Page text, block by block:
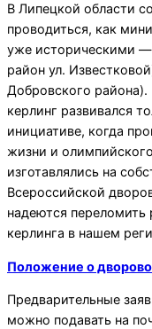
В Липецкой области
проводиться, как
уже историческими —
район ул.
Добровского
керлинг развивался
инициативе, когда
жизни и
изготавлялись на
Всероссийской
надеются
керлинга в нашем
Положение о
Предварительные
можно подавать на